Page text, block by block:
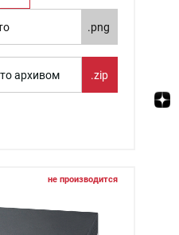
.png
архивом .zip
не производится